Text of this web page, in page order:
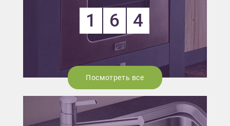
1 6 4
Посмотреть все